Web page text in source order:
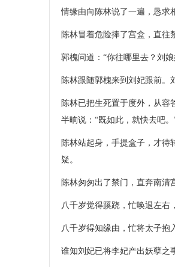
情缘由向陈林说了一遍，恳求
陈林冒着危险捧了宫盒，直往
郭槐问道：“你往哪里去？刘
陈林跟随郭槐来到刘妃跟前。
陈林已把生死置于度外，从容
半晌说：“既如此，就快去吧。
陈林站起身，手提盒子，才待
疑。
陈林匆匆出了禁门，直奔南清
八千岁觉得蹊跷，忙唤退左右
八千岁得知缘由，忙将太子抱
谁知刘妃已将李妃产出妖孽之